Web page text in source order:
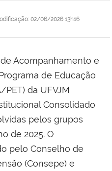
: 02/06/2026 13h16
Acompanhamento e
de Educação
PET) da UFVJM
Consolidado
pelos grupos
de 2025. O
pelo Conselho de
(Consepe) e